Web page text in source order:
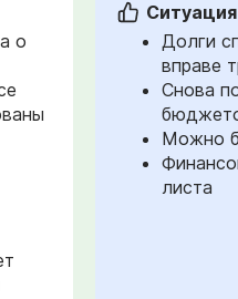
о
Долги
вправе
Снова
Можно
листа